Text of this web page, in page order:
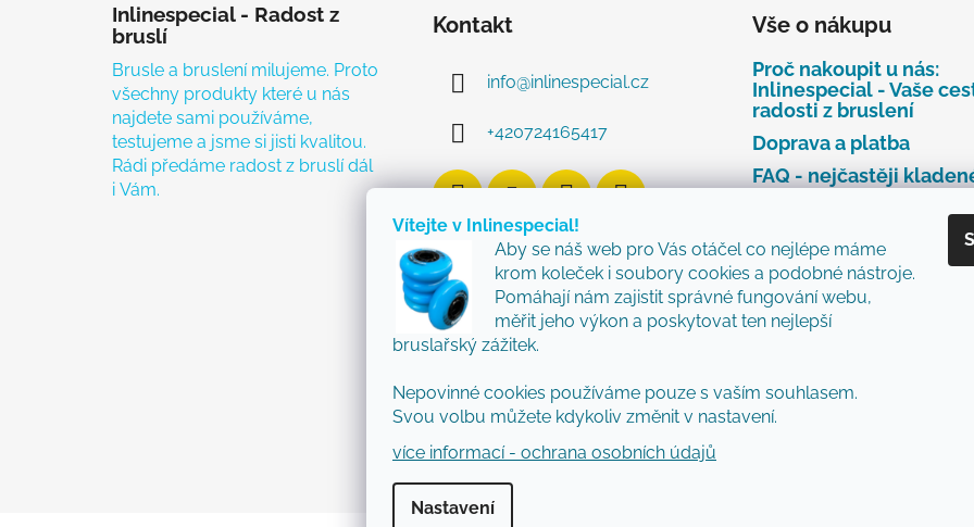
Vítejte v Inlinespecial!
Aby se náš web pro Vás otáčel co nejlépe máme
krom koleček i soubory cookies a podobné nástroje.
Pomáhají nám zajistit správné fungování webu,
měřit jeho výkon a poskytovat ten nejlepší
bruslařský zážitek.
Nepovinné cookies používáme pouze s vaším souhlasem.
Svou volbu můžete kdykoliv změnit v nastavení.
více informací - ochrana osobních údajů
Nastavení
Inlinespecial - Radost z
bruslí
Brusle a bruslení milujeme. Proto
všechny produkty které u nás
najdete sami používáme,
testujeme a jsme si jisti kvalitou.
Rádi předáme radost z bruslí dál
i Vám.
Kontakt
info@inlinespecial.cz
+420724165417
Vše o nákupu
Proč nakoupit u nás:
Inlinespecial - Vaše
radosti z bruslení
Doprava a platba
FAQ - nejčastěji
dotazy
Najdete u nás tyto
Zásady ochrany
údajů
Obchodní podmínky
nebo výměnu zboží